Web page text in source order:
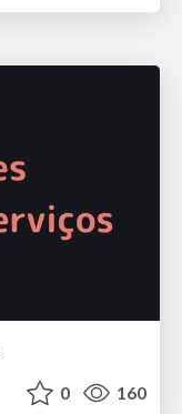
0 160